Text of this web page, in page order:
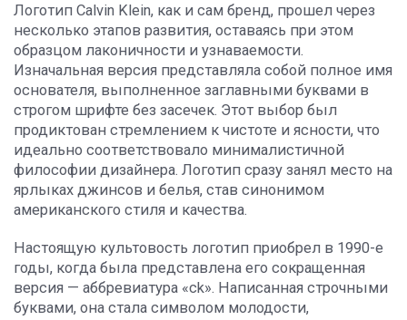
Логотип Calvin Klein, как и сам бренд, прошел через
несколько этапов развития, оставаясь при этом
образцом лаконичности и узнаваемости.
Изначальная версия представляла собой полное имя
основателя, выполненное заглавными буквами в
строгом шрифте без засечек. Этот выбор был
продиктован стремлением к чистоте и ясности, что
идеально соответствовало минималистичной
философии дизайнера. Логотип сразу занял место на
ярлыках джинсов и белья, став синонимом
американского стиля и качества.
Настоящую культовость логотип приобрел в 1990-е
годы, когда была представлена его сокращенная
версия — аббревиатура «ck». Написанная строчными
буквами, она стала символом молодости,